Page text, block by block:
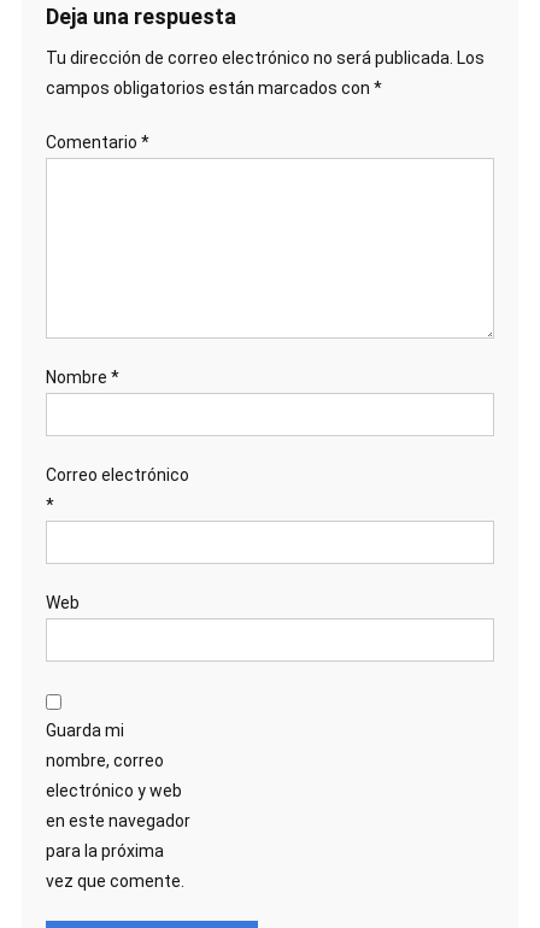
Deja una respuesta
Tu dirección de correo electrónico no será publicada. Los
campos obligatorios están marcados con *
Comentario *
Nombre *
Correo electrónico
*
Web
Guarda mi
nombre, correo
electrónico y web
en este navegador
para la próxima
vez que comente.